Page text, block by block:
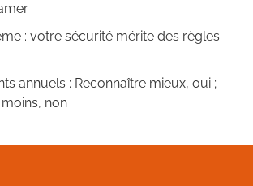
: votre sécurité mérite des règles
annuels : Reconnaître mieux, oui ;
non